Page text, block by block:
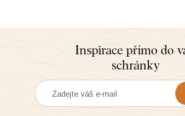
Inspirace přímo do
schránky